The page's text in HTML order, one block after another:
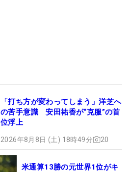
「打ち方が変わってしまう」洋芝へ
の苦手意識 安田祐香が“克服”の首
位浮上
2026年8月8日 (土) 18時49分 20
米通算13勝の元世界1位がキ